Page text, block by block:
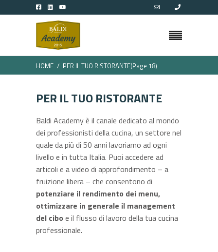
HOME PER IL TUO RISTORANTE(Page 18)
PER IL TUO RISTORANTE
Baldi Academy è il canale dedicato al mondo
dei professionisti della cucina, un settore nel
quale da più di 50 anni lavoriamo ad ogni
livello e in tutta Italia. Puoi accedere ad
articoli e a video di approfondimento – a
fruizione libera – che consentono di
potenziare il rendimento dei menu,
ottimizzare in generale il management
del cibo e il flusso di lavoro della tua cucina
professionale.